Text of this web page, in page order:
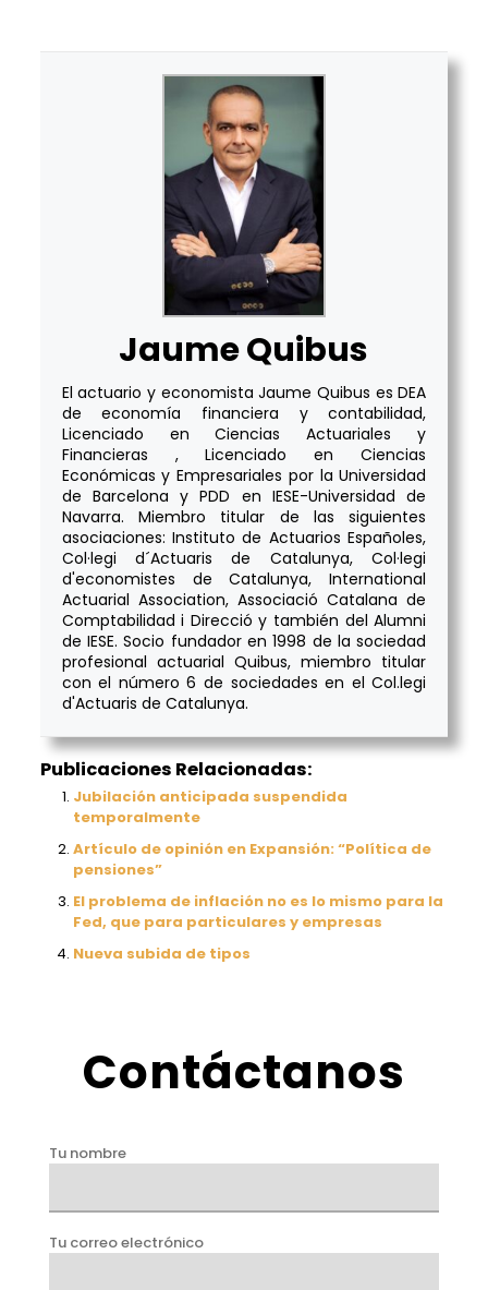
Jaume Quibus
El actuario y economista Jaume Quibus es DEA
de economía financiera y contabilidad,
Licenciado en Ciencias Actuariales y
Financieras , Licenciado en Ciencias
Económicas y Empresariales por la Universidad
de Barcelona y PDD en IESE-Universidad de
Navarra. Miembro titular de las siguientes
asociaciones: Instituto de Actuarios Españoles,
Col·legi d´Actuaris de Catalunya, Col·legi
d'economistes de Catalunya, International
Actuarial Association, Associació Catalana de
Comptabilidad i Direcció y también del Alumni
de IESE. Socio fundador en 1998 de la sociedad
profesional actuarial Quibus, miembro titular
con el número 6 de sociedades en el Col.legi
d'Actuaris de Catalunya.
Publicaciones Relacionadas:
Jubilación anticipada suspendida
temporalmente
Artículo de opinión en Expansión: “Política de
pensiones”
El problema de inflación no es lo mismo para la
Fed, que para particulares y empresas
Nueva subida de tipos
Contáctanos
Tu nombre
Tu correo electrónico